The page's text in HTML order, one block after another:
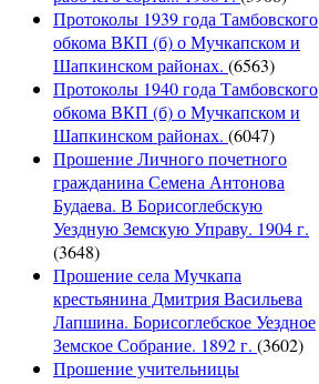
Протоколы 1939 года Тамбовского
обкома ВКП (б) о Мучкапском и
Шапкинском районах. (6563)
Протоколы 1940 года Тамбовского
обкома ВКП (б) о Мучкапском и
Шапкинском районах. (6047)
Прошение Личного почетного
гражданина Семена Антонова
Будаева. В Борисоглебскую
Уездную Земскую Управу. 1904 г.
(3648)
Прошение села Мучкапа
крестьянина Дмитрия Васильева
Лапшина. Борисоглебское Уездное
Земское Собрание. 1892 г. (3602)
Прошение учительницы